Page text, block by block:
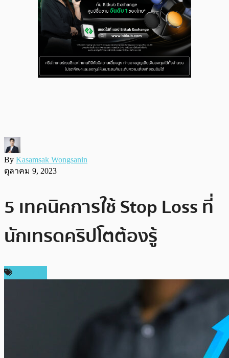
By Kasamsak Wongsanin
ตุลาคม 9, 2023
5 เทคนิคการใช้ Stop Loss ที่
นักเทรดคริปโตต้องรู้